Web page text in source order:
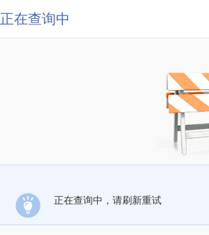
正在查询中
正在查询中，请刷新重试